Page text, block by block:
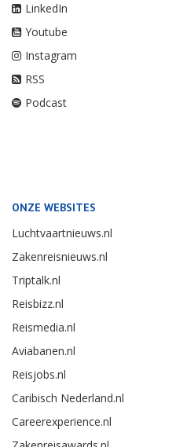
LinkedIn
Youtube
Instagram
RSS
Podcast
ONZE WEBSITES
Luchtvaartnieuws.nl
Zakenreisnieuws.nl
Triptalk.nl
Reisbizz.nl
Reismedia.nl
Aviabanen.nl
Reisjobs.nl
Caribisch Nederland.nl
Careerexperience.nl